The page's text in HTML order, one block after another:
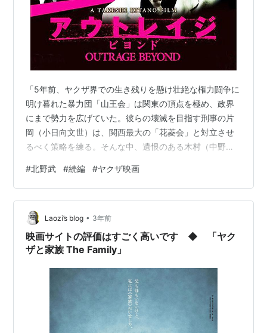
「5年前、ヤクザ界での生き残りを懸け壮絶な権力闘争に
明け暮れた暴力団「山王会」は関東の頂点を極め、政界
にまで勢力を広げていた。彼らの壊滅を目指す刑事の片
岡（小日向文世）は、関西最大の「花菱会」と対立させ
るべく策略を練る。そんな中、遺恨のある木村（中野英
し）が生きていたという事実が持ち上がる。その後、出
所した大友だったが・・・」シネマトゥデイ 1作目が気に
入ったかたは、引き続きチェックしてもらっても損なし
かなと・・・。 それでは・・・。 第86回 キネマ旬報ベ
スト・テン助演男優賞 小日向文世 2012年 112分
#北野武 #続編 #ヤクザ映画
Laozi’s blog • 3年前
映画サイトの評価はすごく高いです ◆ 「ヤク
ザと家族 The Family」